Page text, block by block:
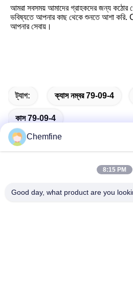
আমরা সবসময় আমাদের গ্রাহকদের জন্য কঠোর
ভবিষ্যতে আপনার কাছ থেকে শুনতে আশা করি.
আপনার সেবায়।
ট্যাগ: ক্যাস নম্বর 79-09-4
কাস 79-09-4
Chemfine
8:15 PM
Good day, what product are you